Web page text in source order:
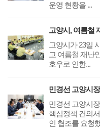
운영 현황을 ...
고양시가 23일
고 여름철 재난
호우로 인한...
민경선 고양시
핵심정책 건의
인 협조를 요청